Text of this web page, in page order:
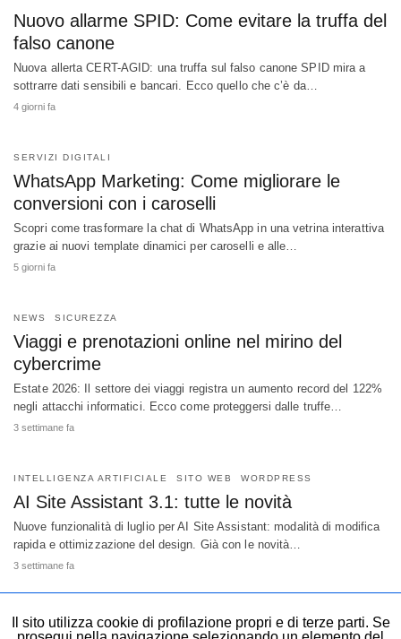
Nuovo allarme SPID: Come evitare la truffa del
falso canone
Nuova allerta CERT-AGID: una truffa sul falso canone SPID mira a
sottrarre dati sensibili e bancari. Ecco quello che c’è da…
4 giorni fa
SERVIZI DIGITALI
WhatsApp Marketing: Come migliorare le
conversioni con i caroselli
Scopri come trasformare la chat di WhatsApp in una vetrina interattiva
grazie ai nuovi template dinamici per caroselli e alle…
5 giorni fa
NEWS SICUREZZA
Viaggi e prenotazioni online nel mirino del
cybercrime
Estate 2026: Il settore dei viaggi registra un aumento record del 122%
negli attacchi informatici. Ecco come proteggersi dalle truffe…
3 settimane fa
INTELLIGENZA ARTIFICIALE SITO WEB WORDPRESS
AI Site Assistant 3.1: tutte le novità
Nuove funzionalità di luglio per AI Site Assistant: modalità di modifica
rapida e ottimizzazione del design. Già con le novità…
3 settimane fa
Il sito utilizza cookie di profilazione propri e di terze parti. Se